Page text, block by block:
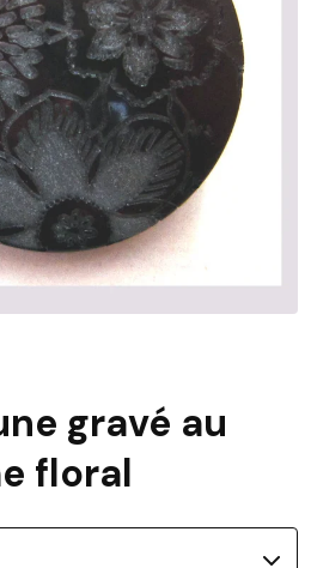
gravé au
floral